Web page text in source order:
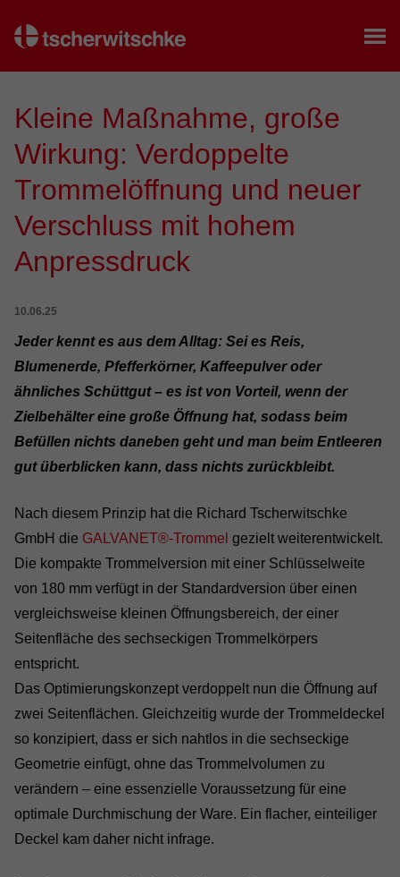
Startseite
Kleine Maßnahme, große
Wirkung: Verdoppelte
Trommelöffnung und neuer
Verschluss mit hohem
Anpressdruck
10.06.25
Jeder kennt es aus dem Alltag: Sei es Reis,
Blumenerde, Pfefferkörner, Kaffeepulver oder
ähnliches Schüttgut – es ist von Vorteil, wenn der
Zielbehälter eine große Öffnung hat, sodass beim
Befüllen nichts daneben geht und man beim Entleeren
gut überblicken kann, dass nichts zurückbleibt.
Nach diesem Prinzip hat die Richard Tscherwitschke
GmbH die GALVANET®-Trommel gezielt weiterentwickelt.
Die kompakte Trommelversion mit einer Schlüsselweite
von 180 mm verfügt in der Standardversion über einen
vergleichsweise kleinen Öffnungsbereich, der einer
Seitenfläche des sechseckigen Trommelkörpers
entspricht.
Das Optimierungskonzept verdoppelt nun die Öffnung auf
zwei Seitenflächen. Gleichzeitig wurde der Trommeldeckel
so konzipiert, dass er sich nahtlos in die sechseckige
Geometrie einfügt, ohne das Trommelvolumen zu
verändern – eine essenzielle Voraussetzung für eine
optimale Durchmischung der Ware. Ein flacher, einteiliger
Deckel kam daher nicht infrage.